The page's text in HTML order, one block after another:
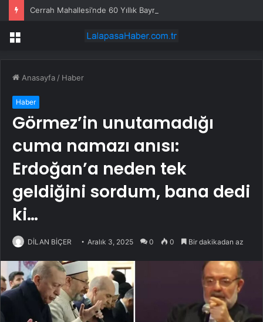
Cerrah Mahallesi’nde 60 Yıllık Bayramlaşma Geleneği
Menü
Anasayfa / Haber
Haber
Görmez’in unutamadığı
cuma namazı anısı:
Erdoğan’a neden tek
geldiğini sordum, bana dedi
ki…
DİLAN BİÇER Aralık 3, 2025 0 0 Bir dakikadan az